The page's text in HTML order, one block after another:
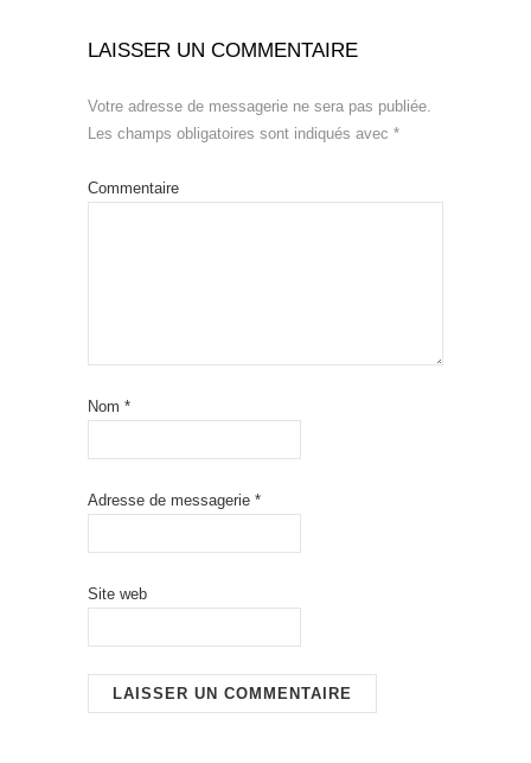
LAISSER UN COMMENTAIRE
Votre adresse de messagerie ne sera pas publiée.
Les champs obligatoires sont indiqués avec *
Commentaire
Nom *
Adresse de messagerie *
Site web